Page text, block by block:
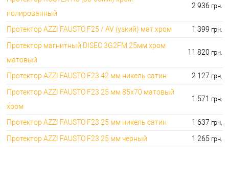
полированный
2 936 грн.
Протектор AZZI FAUSTO F25 / AV (узкий) мат.хром 1 399 грн.
Протектор магнитный DISEC 3G2FM 25мм хром
матовый
11 820 грн.
Протектор AZZI FAUSTO F23 42 мм никель сатин 2 127 грн.
Протектор AZZI FAUSTO F23 25 мм 85x70 матовый
хром
1 571 грн.
Протектор AZZI FAUSTO F23 25 мм никель сатин 1 637 грн.
Протектор AZZI FAUSTO F23 25 мм черный 1 265 грн.